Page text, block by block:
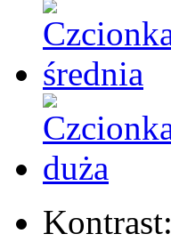
Kontrast: